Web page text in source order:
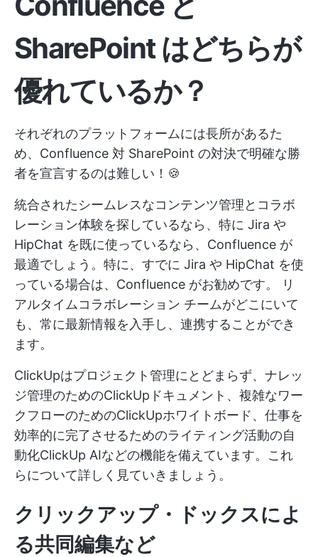
SharePoint はどちらが
優れているか？
それぞれのプラットフォームには長所があるた
め、Confluence 対 SharePoint の対決で明確な勝
者を宣言するのは難しい！🍪
統合されたシームレスなコンテンツ管理とコラボ
レーション体験を探しているなら、特に Jira や
HipChat を既に使っているなら、Confluence が
最適でしょう。特に、すでに Jira や HipChat を使
っている場合は、Confluence がお勧めです。
リ
アルタイムコラボレーション チームがどこにいて
も、常に最新情報を入手し、連携することができ
ます。
ClickUpはプロジェクト管理にとどまらず、ナレッ
ジ管理のためのClickUpドキュメント、複雑なワー
クフローのためのClickUpホワイトボード、仕事を
効率的に完了させるためのライティング活動の自
動化ClickUp AIなどの機能を備えています。これ
らについて詳しく見ていきましょう。
クリックアップ・ドックスによ
る共同編集など